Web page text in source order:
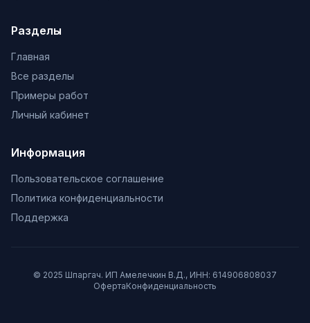
Разделы
Главная
Все разделы
Примеры работ
Личный кабинет
Информация
Пользовательское соглашение
Политика конфиденциальности
Поддержка
© 2025 Шпаргач. ИП Амелечкин В.Д., ИНН: 614906808037
ОфертаКонфиденциальность